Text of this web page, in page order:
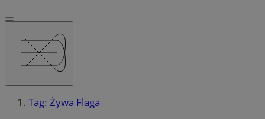
Tag: Żywa Flaga